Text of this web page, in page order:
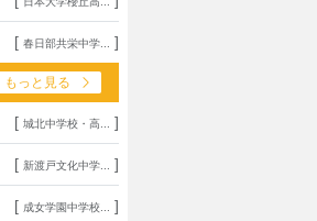
[ 春日部共栄中学... ]
もっと見る
[ 城北中学校・高... ]
[ 新渡戸文化中学... ]
[ 成女学園中学校... ]